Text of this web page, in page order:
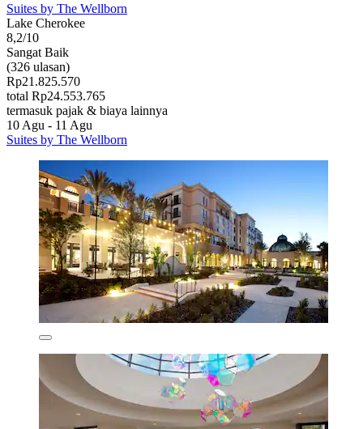
Suites by The Wellborn
Lake Cherokee
8,2/10
Sangat Baik
(326 ulasan)
Rp21.825.570
total Rp24.553.765
termasuk pajak & biaya lainnya
10 Agu - 11 Agu
Suites by The Wellborn